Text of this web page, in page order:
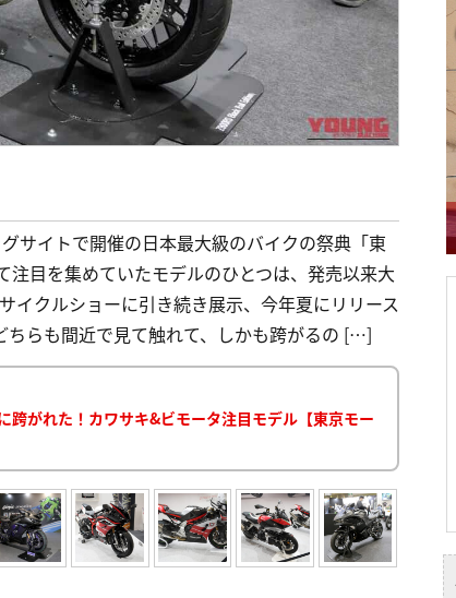
サイトで開催の日本最大級のバイクの祭典「東
目を集めていたモデルのひとつは、発売以来大
イクルショーに引き続き展示、今年夏にリリース
らも間近で見て触れて、しかも跨がるの […]
がれた！カワサキ&ビモータ注目モデル【東京モー